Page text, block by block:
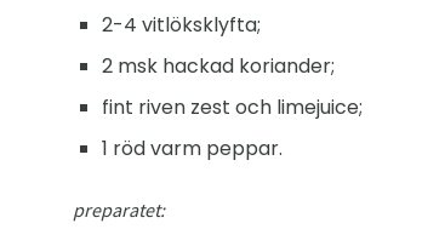
2-4 vitlöksklyfta;
2 msk hackad koriander;
fint riven zest och limejuice;
1 röd varm peppar.
preparatet: